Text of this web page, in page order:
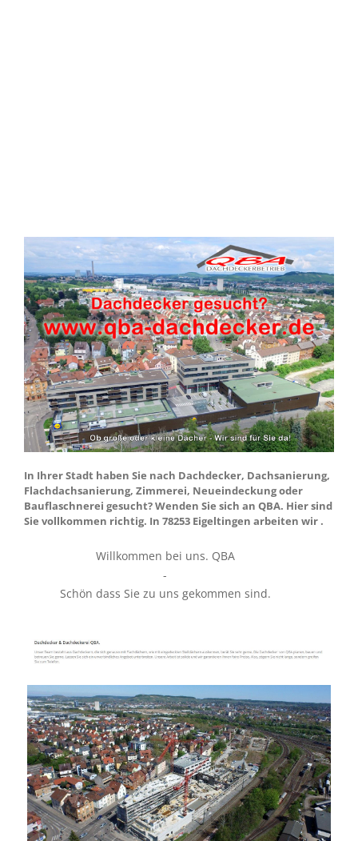
In Ihrer Stadt haben Sie nach Dachdecker, Dachsanierung,
Flachdachsanierung, Zimmerei, Neueindeckung oder
Bauflaschnerei gesucht? Wenden Sie sich an QBA. Hier sind
Sie vollkommen richtig. In 78253 Eigeltingen arbeiten wir .
Willkommen bei uns. QBA
-
Schön dass Sie zu uns gekommen sind.